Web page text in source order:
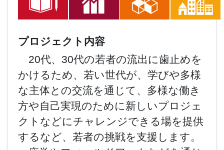
プロジェクト内容
20代、30代の若者の流出に歯止めを
かけるため、若い世代が、学びや多様
な主体との交流を通じて、多様な働き
方や自己実現のために新しいプロジェ
クトなどにチャレンジできる場を提供
するなど、若者の挑戦を支援します。